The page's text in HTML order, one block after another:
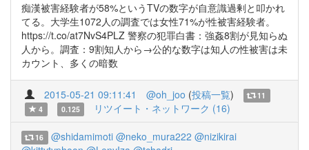
痴漢被害経験者が58%というTVの数字が自意識過剰と叩かれ
てる。大学生1072人の調査では女性71%が性被害経験者。
https://t.co/at7NvS4PLZ 警察の犯罪白書：強姦8割が見知らぬ
人から。調査：9割知人から→公的な数字は知人の性被害は未
カウント、多くの暗数
2015-05-21 09:11:41 @oh_joo (投稿一覧)
11
4
0.125 リツイート・ネットワーク (16)
16 @shidamimoti @neko_mura222 @nizikirai